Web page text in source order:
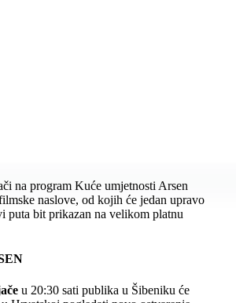
na program Kuće umjetnosti Arsen
naslove, od kojih će jedan upravo
puta bit prikazan na velikom platnu
u 20:30 sati publika u Šibeniku će